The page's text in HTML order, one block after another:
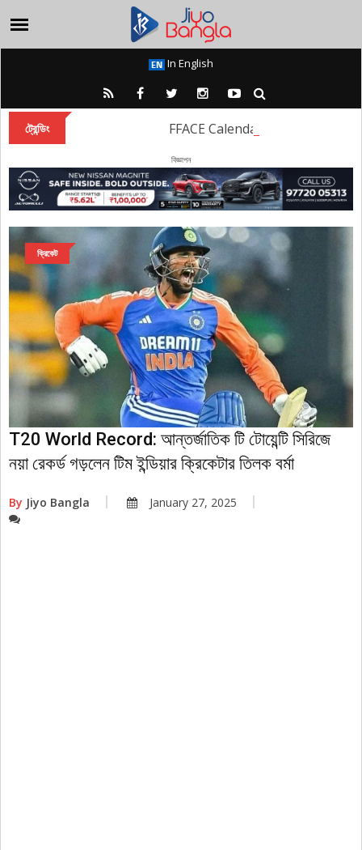
In English
ট্রেন্ডিং FFACE Calendar 2025: FFACE
বিজ্ঞাপন
ক্রিকেট
T20 World Record: আন্তর্জাতিক টি টোয়েন্টি সিরিজে
নয়া রেকর্ড গড়লেন টিম ইন্ডিয়ার ক্রিকেটার তিলক বর্মা
By Jiyo Bangla January 27, 2025